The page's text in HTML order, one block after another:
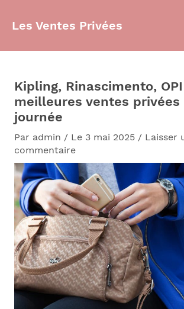
Les Ventes Privées
Kipling, Rinascimento,
meilleures ventes privées
journée
Par admin / Le 3 mai 2025 / Laisser
commentaire